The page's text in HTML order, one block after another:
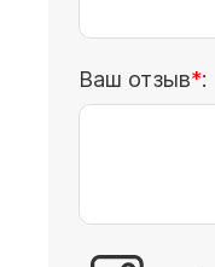
Ваш отзыв :